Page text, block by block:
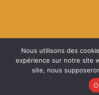
Nous utilisons des
expérience sur notre site
site, nous